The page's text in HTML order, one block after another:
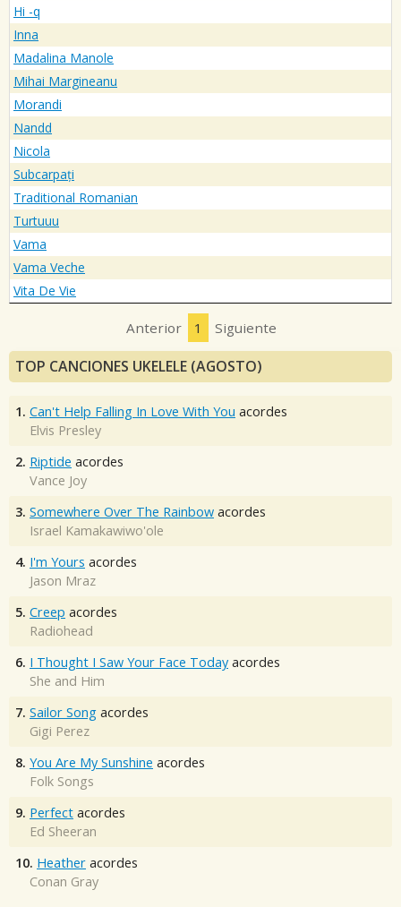
Hi -q
Inna
Madalina Manole
Mihai Margineanu
Morandi
Nandd
Nicola
Subcarpați
Traditional Romanian
Turtuuu
Vama
Vama Veche
Vita De Vie
Anterior 1 Siguiente
TOP CANCIONES UKELELE (AGOSTO)
1. Can't Help Falling In Love With You acordes
Elvis Presley
2. Riptide acordes
Vance Joy
3. Somewhere Over The Rainbow acordes
Israel Kamakawiwo'ole
4. I'm Yours acordes
Jason Mraz
5. Creep acordes
Radiohead
6. I Thought I Saw Your Face Today acordes
She and Him
7. Sailor Song acordes
Gigi Perez
8. You Are My Sunshine acordes
Folk Songs
9. Perfect acordes
Ed Sheeran
10. Heather acordes
Conan Gray